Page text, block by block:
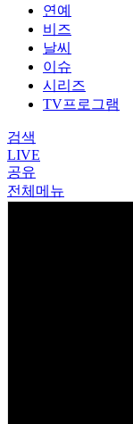
연예
비즈
날씨
이슈
시리즈
TV프로그램
검색
LIVE
공유
전체메뉴